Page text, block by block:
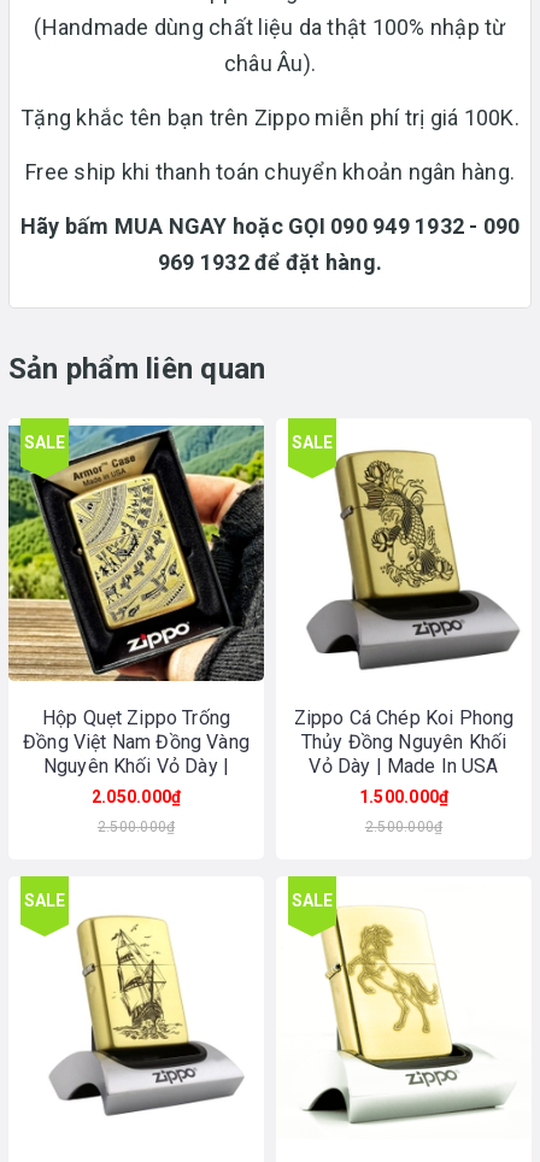
(Handmade dùng chất liệu da thật 100% nhập từ
châu Âu).
Tặng khắc tên bạn trên Zippo miễn phí trị giá 100K.
Free ship khi thanh toán chuyển khoản ngân hàng.
Hãy bấm MUA NGAY hoặc GỌI 090 949 1932 - 090
969 1932 để đặt hàng.
Sản phẩm liên quan
SALE
Hộp Quẹt Zippo Trống
Đồng Việt Nam Đồng Vàng
Nguyên Khối Vỏ Dày |
Made In USA
2.050.000₫
2.500.000₫
SALE
Zippo Cá Chép Koi Phong
Thủy Đồng Nguyên Khối
Vỏ Dày | Made In USA
1.500.000₫
2.500.000₫
SALE SALE